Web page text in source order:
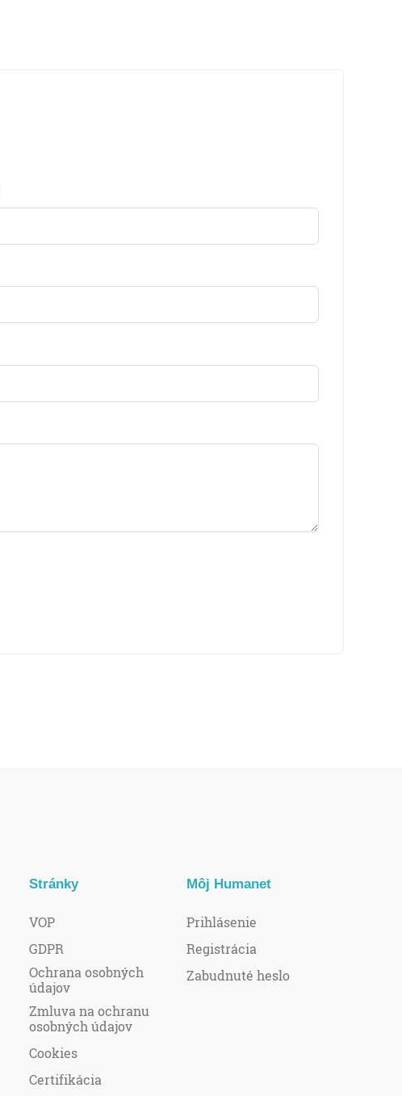
Stránky
VOP
GDPR
Ochrana osobných
údajov
Zmluva na ochranu
osobných údajov
Cookies
Certifikácia
Môj Humanet
Prihlásenie
Registrácia
Zabudnuté heslo